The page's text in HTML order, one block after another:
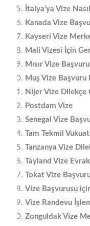
İtalya’ya Vize
Kanada Vize
Kayseri Vize
Mali Vizesi İçin
Mısır Vize
Muş Vize Başvuru
Nijer Vize Dilekçe
Postdam Vize
Senegal Vize
Tam Tekmil
Tanzanya Vize
Tayland Vize
Tokat Vize
Vize Başvurusu
Vize Randevu
Zonguldak Vize